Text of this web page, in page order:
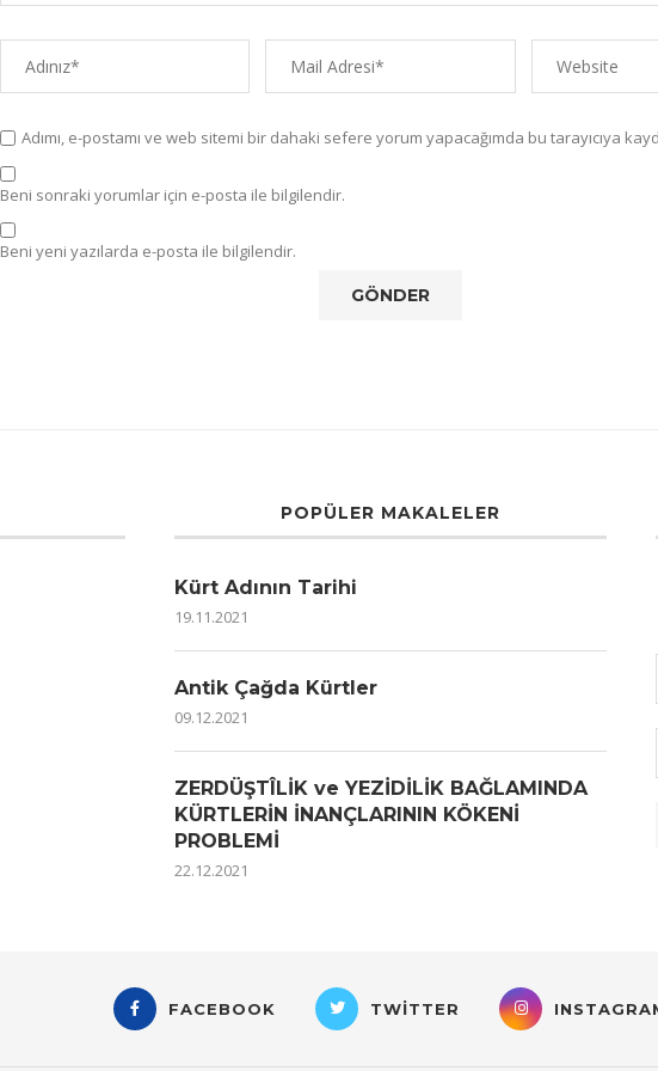
Adımı, e-postamı ve web sitemi bir dahaki sefere yorum yapacağımda bu tarayıcıya
Beni sonraki yorumlar için e-posta ile bilgilendir.
Beni yeni yazılarda e-posta ile bilgilendir.
POPÜLER MAKALELER
Kürt Adının Tarihi
19.11.2021
Antik Çağda Kürtler
09.12.2021
ZERDÜŞTÎLİK ve YEZİDİLİK BAĞLAMINDA
KÜRTLERİN İNANÇLARININ KÖKENİ
PROBLEMİ
22.12.2021
FACEBOOK TWITTER